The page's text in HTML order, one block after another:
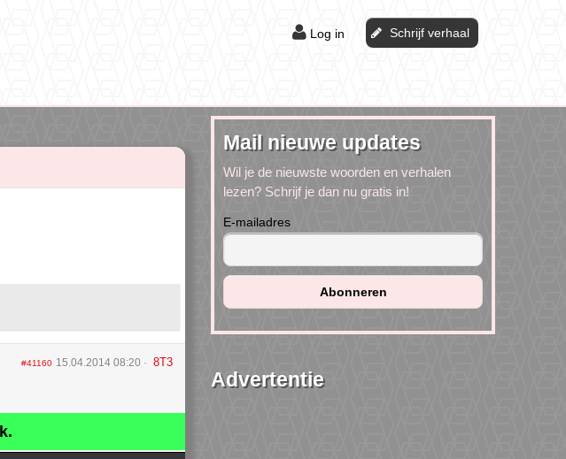
Log in Schrijf verhaal
#41160 15.04.2014 08:20 8T3
Mail nieuwe updates
Wil je de nieuwste woorden en verhalen
lezen? Schrijf je dan nu gratis in!
E-mailadres
Advertentie